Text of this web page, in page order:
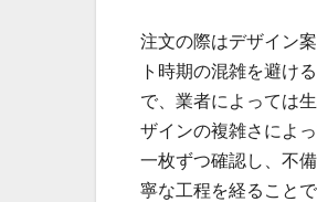
注文の際はデザイン
ト時期の混雑を避け
で、業者によっては
ザインの複雑さによ
一枚ずつ確認し、不
寧な工程を経ること